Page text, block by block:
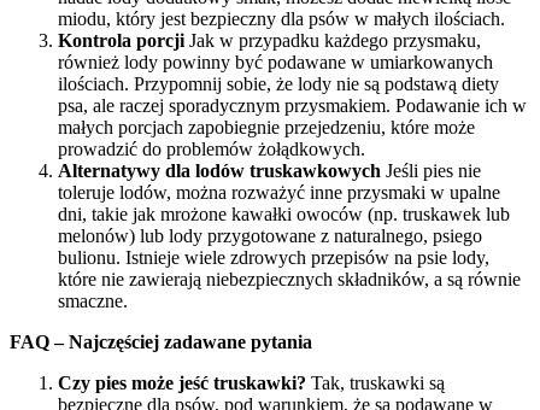
miodu, który jest bezpieczny dla psów w małych ilościach.
Kontrola porcji Jak w przypadku każdego przysmaku,
również lody powinny być podawane w umiarkowanych
ilościach. Przypomnij sobie, że lody nie są podstawą diety
psa, ale raczej sporadycznym przysmakiem. Podawanie ich w
małych porcjach zapobiegnie przejedzeniu, które może
prowadzić do problemów żołądkowych.
Alternatywy dla lodów truskawkowych Jeśli pies nie
toleruje lodów, można rozważyć inne przysmaki w upalne
dni, takie jak mrożone kawałki owoców (np. truskawek lub
melonów) lub lody przygotowane z naturalnego, psiego
bulionu. Istnieje wiele zdrowych przepisów na psie lody,
które nie zawierają niebezpiecznych składników, a są równie
smaczne.
FAQ – Najczęściej zadawane pytania
Czy pies może jeść truskawki? Tak, truskawki są
bezpieczne dla psów, pod warunkiem, że są podawane w